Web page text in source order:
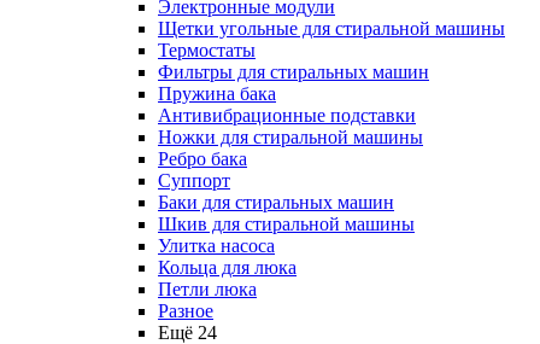
Электронные модули
Щетки угольные для стиральной машины
Термостаты
Фильтры для стиральных машин
Пружина бака
Антивибрационные подставки
Ножки для стиральной машины
Ребро бака
Суппорт
Баки для стиральных машин
Шкив для стиральной машины
Улитка насоса
Кольца для люка
Петли люка
Разное
Ещё 24